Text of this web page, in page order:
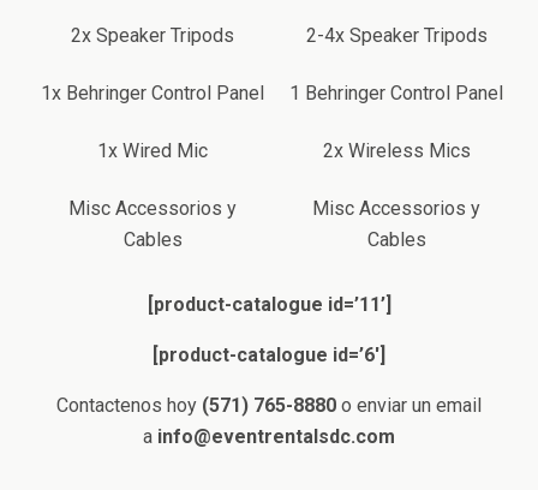
2x Speaker Tripods 2-4x Speaker Tripods
1x Behringer Control Panel 1 Behringer Control Panel
1x Wired Mic 2x Wireless Mics
Misc Accessorios y
Cables
Misc Accessorios y
Cables
[product-catalogue id=’11’]
[product-catalogue id=’6′]
Contactenos hoy (571) 765-8880 o enviar un email
a info@eventrentalsdc.com